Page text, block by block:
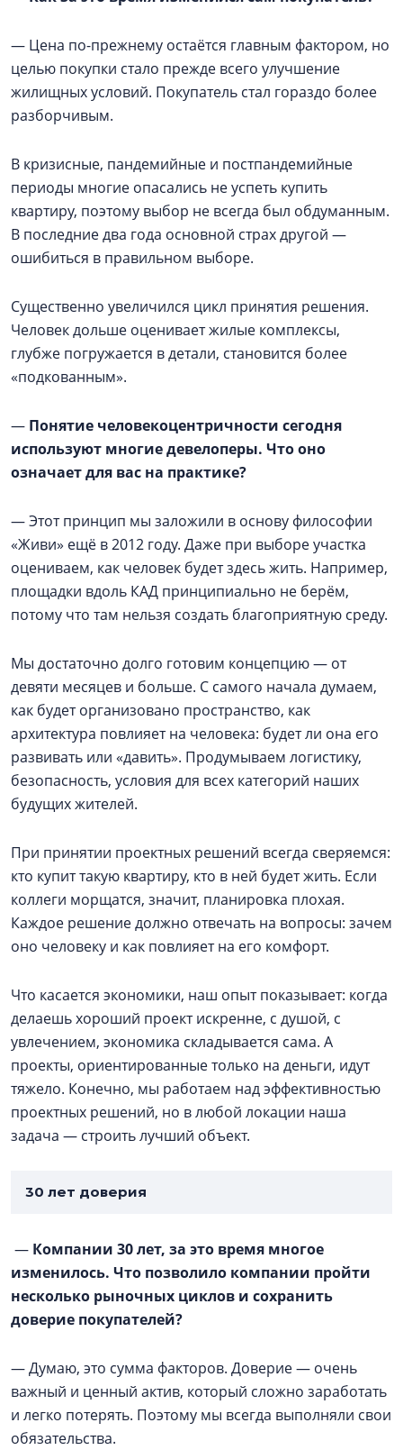
— Цена по-прежнему остаётся главным фактором, но
целью покупки стало прежде всего улучшение
жилищных условий. Покупатель стал гораздо более
разборчивым.
В кризисные, пандемийные и постпандемийные
периоды многие опасались не успеть купить
квартиру, поэтому выбор не всегда был обдуманным.
В последние два года основной страх другой —
ошибиться в правильном выборе.
Существенно увеличился цикл принятия решения.
Человек дольше оценивает жилые комплексы,
глубже погружается в детали, становится более
«подкованным».
— Понятие человекоцентричности сегодня
используют многие девелоперы. Что оно
означает для вас на практике?
— Этот принцип мы заложили в основу философии
«Живи» ещё в 2012 году. Даже при выборе участка
оцениваем, как человек будет здесь жить. Например,
площадки вдоль КАД принципиально не берём,
потому что там нельзя создать благоприятную среду.
Мы достаточно долго готовим концепцию — от
девяти месяцев и больше. С самого начала думаем,
как будет организовано пространство, как
архитектура повлияет на человека: будет ли она его
развивать или «давить». Продумываем логистику,
безопасность, условия для всех категорий наших
будущих жителей.
При принятии проектных решений всегда сверяемся:
кто купит такую квартиру, кто в ней будет жить. Если
коллеги морщатся, значит, планировка плохая.
Каждое решение должно отвечать на вопросы: зачем
оно человеку и как повлияет на его комфорт.
Что касается экономики, наш опыт показывает: когда
делаешь хороший проект искренне, с душой, с
увлечением, экономика складывается сама. А
проекты, ориентированные только на деньги, идут
тяжело. Конечно, мы работаем над эффективностью
проектных решений, но в любой локации наша
задача — строить лучший объект.
30 лет доверия
— Компании 30 лет, за это время многое
изменилось. Что позволило компании пройти
несколько рыночных циклов и сохранить
доверие покупателей?
— Думаю, это сумма факторов. Доверие — очень
важный и ценный актив, который сложно заработать
и легко потерять. Поэтому мы всегда выполняли свои
обязательства.